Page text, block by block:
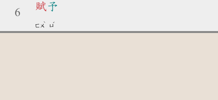
6
賦予
ㄈㄨ
ˋ
ㄩ
ˇ